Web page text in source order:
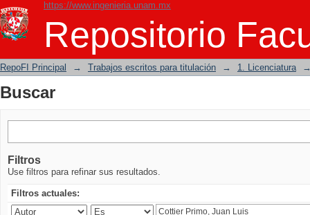
https://www.ingenieria.unam.mx
Repositorio
Buscar
RepoFI Principal → Trabajos escritos para titulación → 1. Licenciatura
Buscar
Filtros
Use filtros para refinar sus resultados.
Filtros actuales: